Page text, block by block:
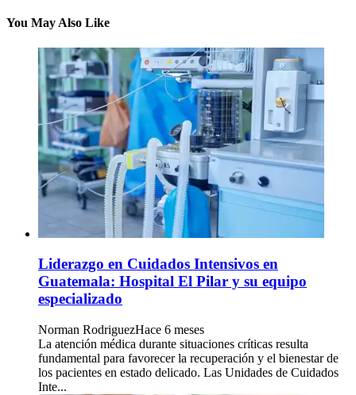
You May Also Like
Liderazgo en Cuidados Intensivos en
Guatemala: Hospital El Pilar y su equipo
especializado
Norman RodriguezHace 6 meses
La atención médica durante situaciones críticas resulta
fundamental para favorecer la recuperación y el bienestar de
los pacientes en estado delicado. Las Unidades de Cuidados
Inte...